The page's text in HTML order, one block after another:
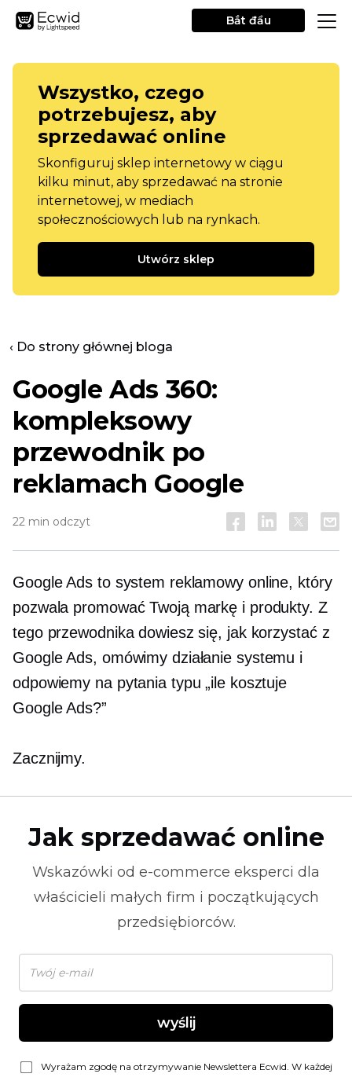
Bắt đầu
Wszystko, czego
potrzebujesz, aby
sprzedawać online
Skonfiguruj sklep internetowy w ciągu
kilku minut, aby sprzedawać na stronie
internetowej, w mediach
społecznościowych lub na rynkach.
Utwórz sklep
‹ Do strony głównej bloga
Google Ads 360:
kompleksowy
przewodnik po
reklamach Google
22 min odczyt
Google Ads to system reklamowy online, który
pozwala promować Twoją markę i produkty. Z
tego przewodnika dowiesz się, jak korzystać z
Google Ads, omówimy działanie systemu i
odpowiemy na pytania typu „ile kosztuje
Google Ads?”
Zacznijmy.
Jak sprzedawać online
Wskazówki od e-commerce eksperci dla
właścicieli małych firm i początkujących
przedsiębiorców.
wyślij
Wyrażam zgodę na otrzymywanie Newslettera Ecwid. W każdej